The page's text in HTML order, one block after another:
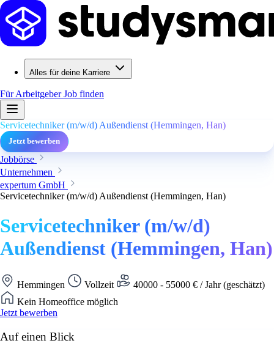
Alles für deine Karriere
Für ArbeitgeberJob finden
Servicetechniker (m/w/d) Außendienst (Hemmingen, Han)
Jetzt bewerben
Jobbörse
Unternehmen
expertum GmbH
Servicetechniker (m/w/d) Außendienst (Hemmingen, Han)
Servicetechniker (m/w/d)
Außendienst (Hemmingen, Han)
Hemmingen Vollzeit
40000 - 55000 € / Jahr (geschätzt)
Kein Homeoffice möglich
Jetzt bewerben
Auf einen Blick